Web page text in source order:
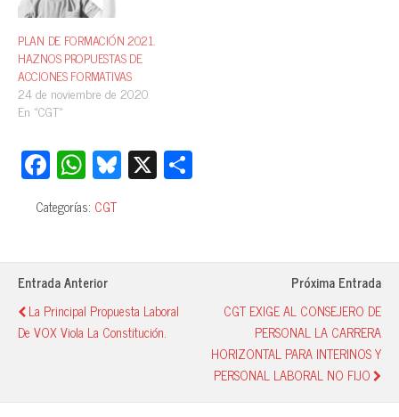
PLAN DE FORMACIÓN 2021.
HAZNOS PROPUESTAS DE
ACCIONES FORMATIVAS
24 de noviembre de 2020
En «CGT»
Fa
ce
bo
ok
W
ha
ts
A
pp
Bl
ue
y
X
pa
Categorías: CGT
Entrada Anterior
La Principal Propuesta Laboral
De VOX Viola La Constitución.
Próxima Entrada
CGT EXIGE AL CONSEJERO DE
PERSONAL LA CARRERA
HORIZONTAL PARA INTERINOS Y
PERSONAL LABORAL NO FIJO